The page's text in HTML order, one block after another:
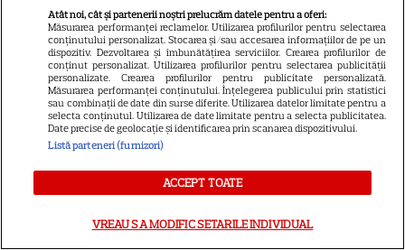
14
VEDETE STRĂINE
Elon Musk, atac la adresa
regizorului premiat cu Oscar
care a realizat documentarul
despre viața sa. Filmul are 232
de minute
VEDETE STRĂINE
Panther. David Jonsson preia
Atât noi, cât și partenerii noștri prelucrăm datele pentru a oferi:
Măsurarea performanței reclamelor. Utilizarea profilurilor pentru selectarea
conținutului personalizat. Stocarea și/sau accesarea informațiilor de pe un
dispozitiv. Dezvoltarea și îmbunătățirea serviciilor. Crearea profilurilor de
conținut personalizat. Utilizarea profilurilor pentru selectarea publicității
personalizate. Crearea profilurilor pentru publicitate personalizată.
Măsurarea performanței conținutului. Înțelegerea publicului prin statistici
sau combinații de date din surse diferite. Utilizarea datelor limitate pentru a
selecta conținutul. Utilizarea de date limitate pentru a selecta publicitatea.
Date precise de geolocație și identificarea prin scanarea dispozitivului.
Listă parteneri (furnizori)
ACCEPT TOATE
VREAU SA MODIFIC SETARILE INDIVIDUAL